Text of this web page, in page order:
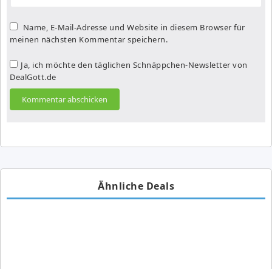
Name, E-Mail-Adresse und Website in diesem Browser für
meinen nächsten Kommentar speichern.
Ja, ich möchte den täglichen Schnäppchen-Newsletter von
DealGott.de
Ähnliche Deals